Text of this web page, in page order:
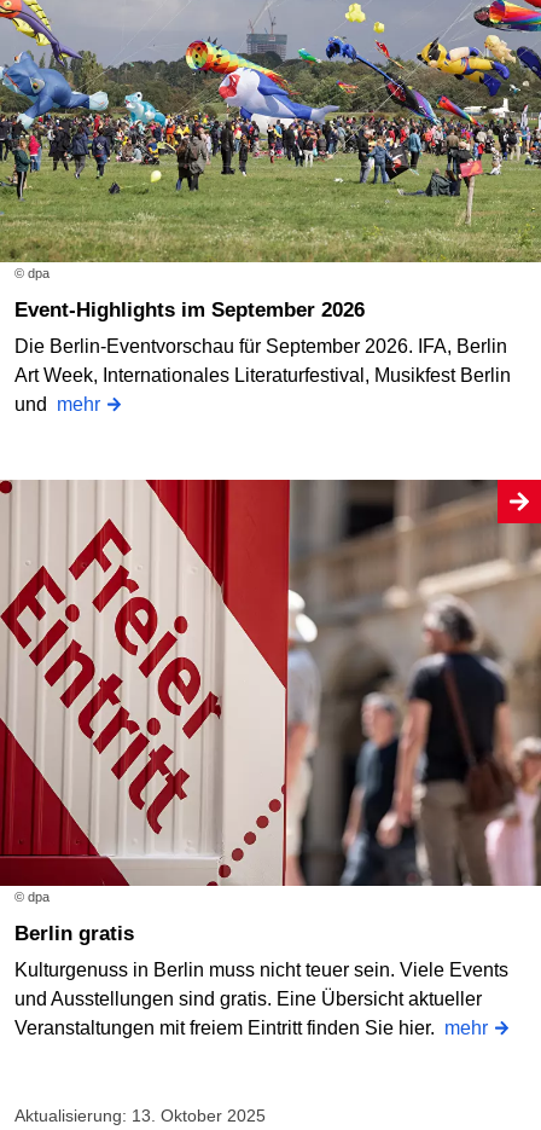
© dpa
Event-Highlights im September 2026
Die Berlin-Eventvorschau für September 2026. IFA, Berlin
Art Week, Internationales Literaturfestival, Musikfest Berlin
und mehr
© dpa
Berlin gratis
Kulturgenuss in Berlin muss nicht teuer sein. Viele Events
und Ausstellungen sind gratis. Eine Übersicht aktueller
Veranstaltungen mit freiem Eintritt finden Sie hier. mehr
Aktualisierung: 13. Oktober 2025